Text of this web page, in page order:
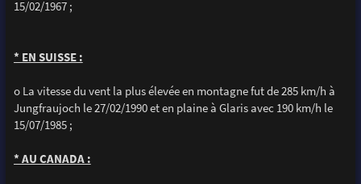
15/02/1967 ;
* EN SUISSE :
o La vitesse du vent la plus élevée en montagne fut de 285 km/h à
Jungfraujoch le 27/02/1990 et en plaine à Glaris avec 190 km/h le
15/07/1985 ;
* AU CANADA :